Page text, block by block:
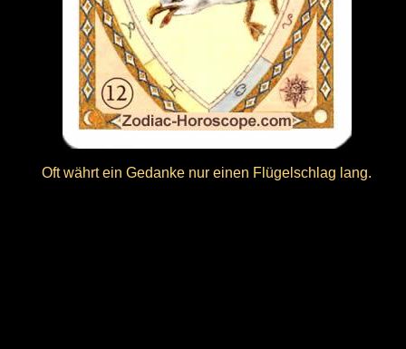
Oft währt ein Gedanke nur einen Flügelschlag lang.